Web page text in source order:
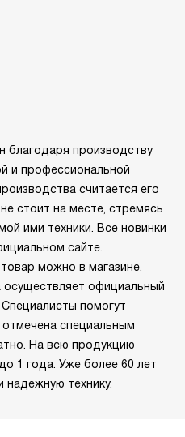
благодаря производству
и профессиональной
считается его
стоит на месте, стремясь
ими техники. Все новинки
сайте.
можно в магазине.
официальный
помогут
отмечена специальным
На всю продукцию
1 года. Уже более 60 лет
надежную технику.